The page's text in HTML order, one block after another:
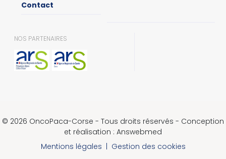
Contact
NOS PARTENAIRES
© 2026 OncoPaca-Corse - Tous droits réservés - Conception
et réalisation : Answebmed
Mentions légales | Gestion des cookies